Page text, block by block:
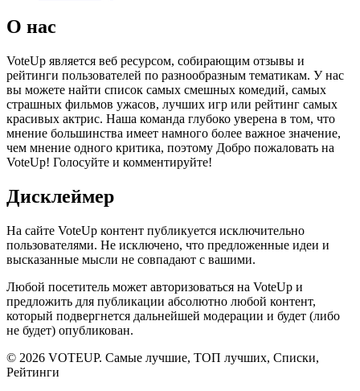
О нас
VoteUp является веб ресурсом, собирающим отзывы и
рейтинги пользователей по разнообразным тематикам. У нас
вы можете найти список самых смешных комедий, самых
страшных фильмов ужасов, лучших игр или рейтинг самых
красивых актрис. Наша команда глубоко уверена в том, что
мнение большинства имеет намного более важное значение,
чем мнение одного критика, поэтому Добро пожаловать на
VoteUp! Голосуйте и комментируйте!
Дисклеймер
На сайте VoteUp контент публикуется исключительно
пользователями. Не исключено, что предложенные идеи и
высказанные мысли не совпадают с вашими.
Любой посетитель может авторизоваться на VoteUp и
предложить для публикации абсолютно любой контент,
который подвергнется дальнейшей модерации и будет (либо
не будет) опубликован.
© 2026 VOTEUP. Самые лучшие, ТОП лучших, Списки,
Рейтинги